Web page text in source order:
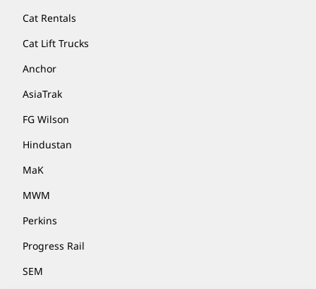
Cat Rentals
Cat Lift Trucks
Anchor
AsiaTrak
FG Wilson
Hindustan
MaK
MWM
Perkins
Progress Rail
SEM